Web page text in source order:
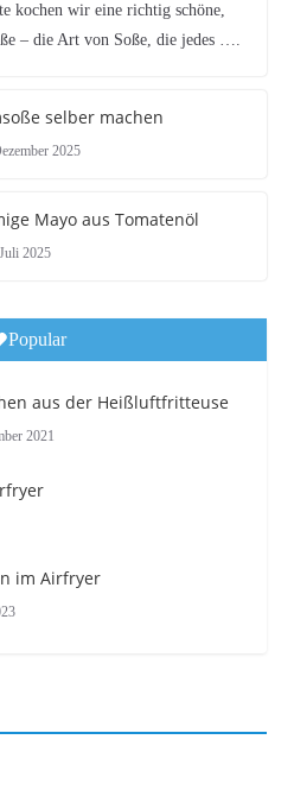
kochen wir eine richtig schöne,
– die Art von Soße, die jedes ….
selber machen
2025
Mayo aus Tomatenöl
2025
Popular
aus der Heißluftfritteuse
2021
im Airfryer